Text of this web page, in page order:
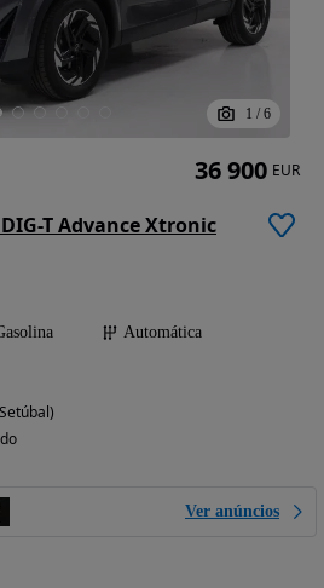
1 / 6
T Advance Xtronic
Automática
Ver anúncios
36 900 EUR